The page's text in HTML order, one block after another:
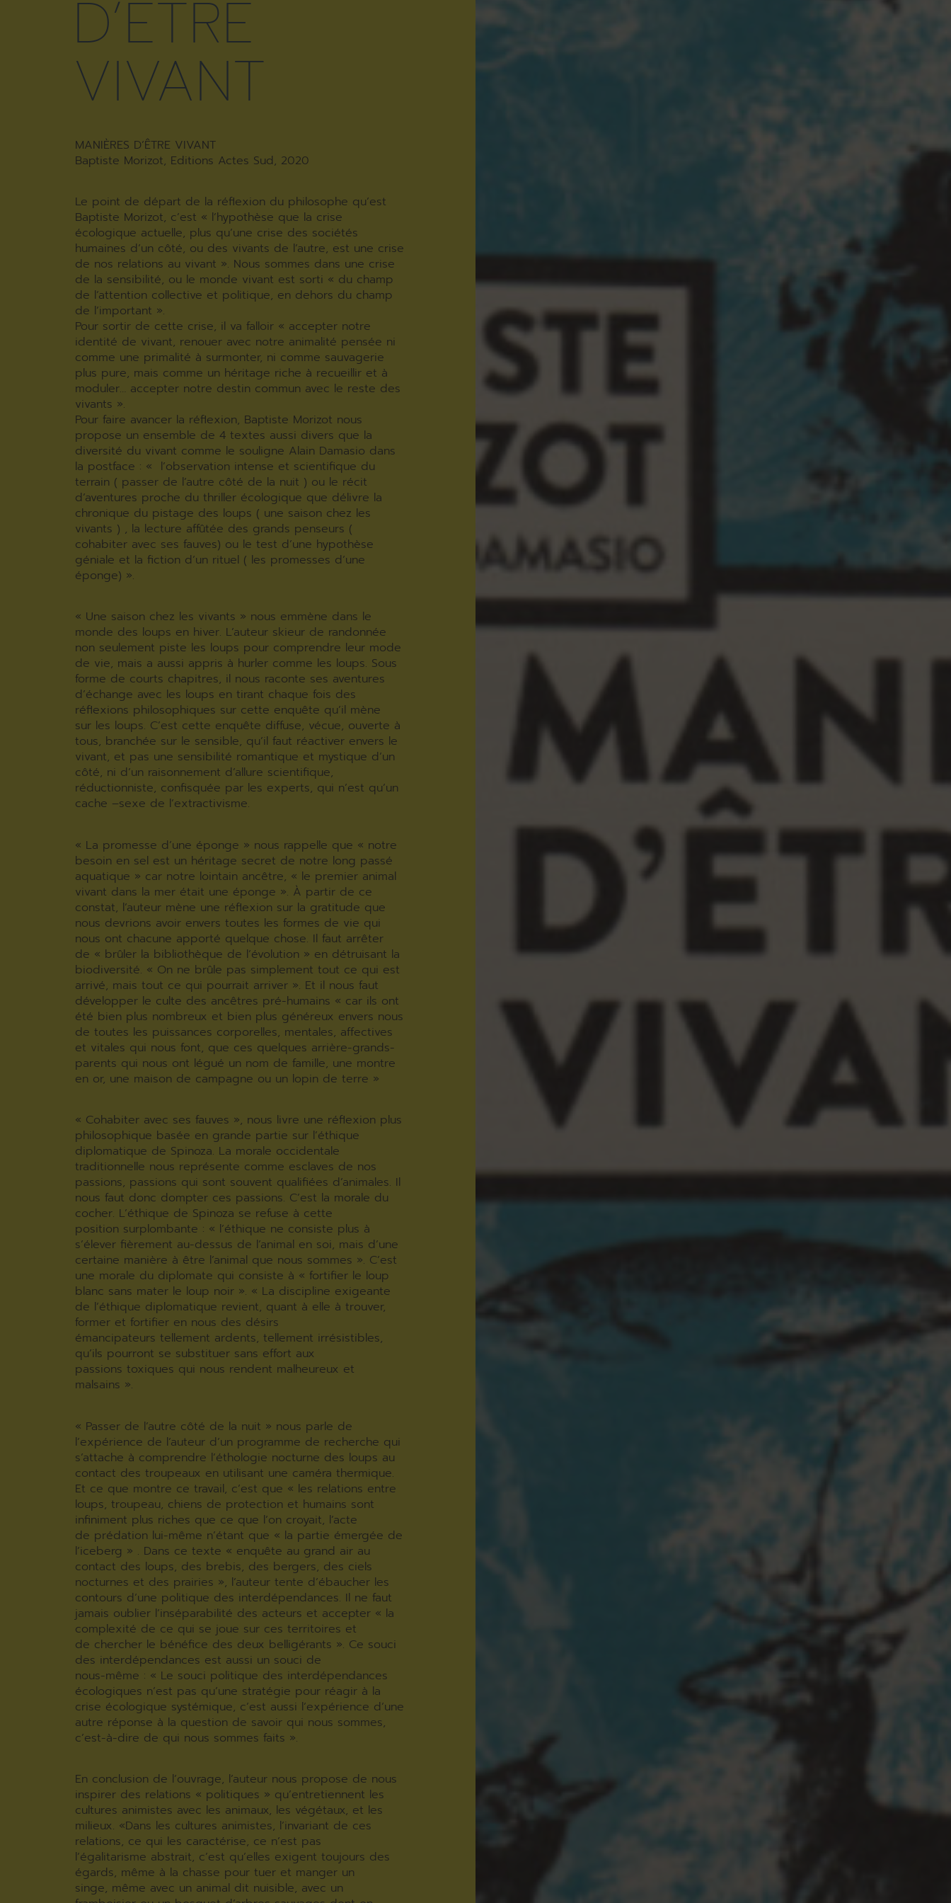
D’ÊTRE
VIVANT
MANIÈRES D’ÊTRE VIVANT
Baptiste Morizot, Editions Actes Sud, 2020
Le point de départ de la réflexion du philosophe qu’est
Baptiste Morizot, c’est « l’hypothèse que la crise
écologique actuelle, plus qu’une crise des sociétés
humaines d’un côté, ou des vivants de l’autre, est une crise
de nos relations au vivant ». Nous sommes dans une crise
de la sensibilité, ou le monde vivant est sorti « du champ
de l’attention collective et politique, en dehors du champ
de l’important ».
Pour sortir de cette crise, il va falloir « accepter notre
identité de vivant, renouer avec notre animalité pensée ni
comme une primalité à surmonter, ni comme sauvagerie
plus pure, mais comme un héritage riche à recueillir et à
moduler… accepter notre destin commun avec le reste des
vivants ».
Pour faire avancer la réflexion, Baptiste Morizot nous
propose un ensemble de 4 textes aussi divers que la
diversité du vivant comme le souligne Alain Damasio dans
la postface : « l’observation intense et scientifique du
terrain ( passer de l’autre côté de la nuit ) ou le récit
d’aventures proche du thriller écologique que délivre la
chronique du pistage des loups ( une saison chez les
vivants ) , la lecture affûtée des grands penseurs (
cohabiter avec ses fauves) ou le test d’une hypothèse
géniale et la fiction d’un rituel ( les promesses d’une
éponge) ».
« Une saison chez les vivants » nous emmène dans le
monde des loups en hiver. L’auteur skieur de randonnée
non seulement piste les loups pour comprendre leur mode
de vie, mais a aussi appris à hurler comme les loups. Sous
forme de courts chapitres, il nous raconte ses aventures
d’échange avec les loups en tirant chaque fois des
réflexions philosophiques sur cette enquête qu’il mène
sur les loups. C’est cette enquête diffuse, vécue, ouverte à
tous, branchée sur le sensible, qu’il faut réactiver envers le
vivant, et pas une sensibilité romantique et mystique d’un
côté, ni d’un raisonnement d’allure scientifique,
réductionniste, confisquée par les experts, qui n’est qu’un
cache –sexe de l’extractivisme.
« La promesse d’une éponge » nous rappelle que « notre
besoin en sel est un héritage secret de notre long passé
aquatique » car notre lointain ancêtre, « le premier animal
vivant dans la mer était une éponge ». À partir de ce
constat, l’auteur mène une réflexion sur la gratitude que
nous devrions avoir envers toutes les formes de vie qui
nous ont chacune apporté quelque chose. Il faut arrêter
de « brûler la bibliothèque de l’évolution » en détruisant la
biodiversité. « On ne brûle pas simplement tout ce qui est
arrivé, mais tout ce qui pourrait arriver ». Et il nous faut
développer le culte des ancêtres pré-humains « car ils ont
été bien plus nombreux et bien plus généreux envers nous
de toutes les puissances corporelles, mentales, affectives
et vitales qui nous font, que ces quelques arrière-grands-
parents qui nous ont légué un nom de famille, une montre
en or, une maison de campagne ou un lopin de terre »
« Cohabiter avec ses fauves », nous livre une réflexion plus
philosophique basée en grande partie sur l’éthique
diplomatique de Spinoza. La morale occidentale
traditionnelle nous représente comme esclaves de nos
passions, passions qui sont souvent qualifiées d’animales. Il
nous faut donc dompter ces passions. C’est la morale du
cocher. L’éthique de Spinoza se refuse à cette
position surplombante : « l’éthique ne consiste plus à
s’élever fièrement au-dessus de l’animal en soi, mais d’une
certaine manière à être l’animal que nous sommes ». C’est
une morale du diplomate qui consiste à « fortifier le loup
blanc sans mater le loup noir ». « La discipline exigeante
de l’éthique diplomatique revient, quant à elle à trouver,
former et fortifier en nous des désirs
émancipateurs tellement ardents, tellement irrésistibles,
qu’ils pourront se substituer sans effort aux
passions toxiques qui nous rendent malheureux et
malsains ».
« Passer de l’autre côté de la nuit » nous parle de
l’expérience de l’auteur d’un programme de recherche qui
s’attache à comprendre l’éthologie nocturne des loups au
contact des troupeaux en utilisant une caméra thermique.
Et ce que montre ce travail, c’est que « les relations entre
loups, troupeau, chiens de protection et humains sont
infiniment plus riches que ce que l’on croyait, l’acte
de prédation lui-même n’étant que « la partie émergée de
l’iceberg » . Dans ce texte « enquête au grand air au
contact des loups, des brebis, des bergers, des ciels
nocturnes et des prairies », l’auteur tente d’ébaucher les
contours d’une politique des interdépendances. Il ne faut
jamais oublier l’inséparabilité des acteurs et accepter « la
complexité de ce qui se joue sur ces territoires et
de chercher le bénéfice des deux belligérants ». Ce souci
des interdépendances est aussi un souci de
nous-même : « Le souci politique des interdépendances
écologiques n’est pas qu’une stratégie pour réagir à la
crise écologique systémique, c’est aussi l’expérience d’une
autre réponse à la question de savoir qui nous sommes,
c’est-à-dire de qui nous sommes faits ».
En conclusion de l’ouvrage, l’auteur nous propose de nous
inspirer des relations « politiques » qu’entretiennent les
cultures animistes avec les animaux, les végétaux, et les
milieux. «Dans les cultures animistes, l’invariant de ces
relations, ce qui les caractérise, ce n’est pas
l’égalitarisme abstrait, c’est qu’elles exigent toujours des
égards, même à la chasse pour tuer et manger un
singe, même avec un animal dit nuisible, avec un